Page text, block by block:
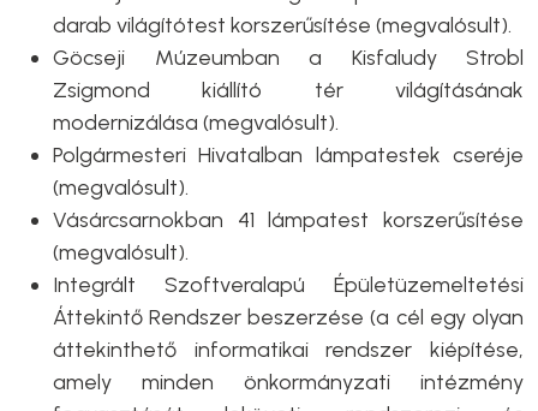
darab világítótest korszerűsítése (megvalósult).
Göcseji Múzeumban a Kisfaludy Strobl
Zsigmond kiállító tér világításának
modernizálása (megvalósult).
Polgármesteri Hivatalban lámpatestek cseréje
(megvalósult).
Vásárcsarnokban 41 lámpatest korszerűsítése
(megvalósult).
Integrált Szoftveralapú Épületüzemeltetési
Áttekintő Rendszer beszerzése (a cél egy olyan
áttekinthető informatikai rendszer kiépítése,
amely minden önkormányzati intézmény